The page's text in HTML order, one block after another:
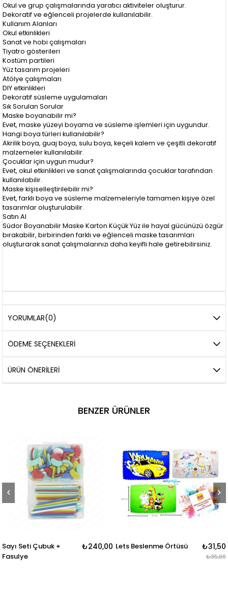
Okul ve grup çalışmalarında yaratıcı aktiviteler oluşturur.
Dekoratif ve eğlenceli projelerde kullanılabilir.
Kullanım Alanları
Okul etkinlikleri
Sanat ve hobi çalışmaları
Tiyatro gösterileri
Kostüm partileri
Yüz tasarım projeleri
Atölye çalışmaları
DIY etkinlikleri
Dekoratif süsleme uygulamaları
Sık Sorulan Sorular
Maske boyanabilir mi?
Evet, maske yüzeyi boyama ve süsleme işlemleri için uygundur.
Hangi boya türleri kullanılabilir?
Akrilik boya, guaj boya, sulu boya, keçeli kalem ve çeşitli dekoratif
malzemeler kullanılabilir.
Çocuklar için uygun mudur?
Evet, okul etkinlikleri ve sanat çalışmalarında çocuklar tarafından
kullanılabilir.
Maske kişiselleştirilebilir mi?
Evet, farklı boya ve süsleme malzemeleriyle tamamen kişiye özel
tasarımlar oluşturulabilir.
Satın Al
Südor Boyanabilir Maske Karton Küçük Yüz ile hayal gücünüzü özgür
bırakabilir, birbirinden farklı ve eğlenceli maske tasarımları
oluşturarak sanat çalışmalarınızı daha keyifli hale getirebilirsiniz.
YORUMLAR(0)
ÖDEME SEÇENEKLERI
ÜRÜN ÖNERILERI
BENZER ÜRÜNLER
₺240,00 Lets Beslenme Örtüsü ₺31,50 Südor Süsleme Pulu